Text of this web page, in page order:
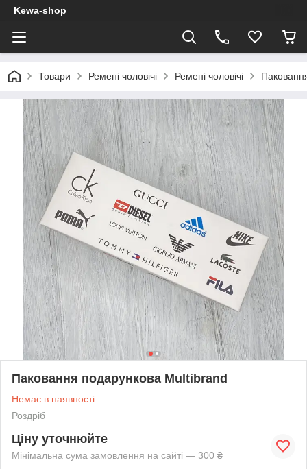
Kewa-shop
Товари Ремені чоловічі Ремені чоловічі
Паковання подарункова Multibrand
Немає в наявності
Роздріб
Ціну уточнюйте
Мінімальна сума замовлення на сайті — 300 ₴